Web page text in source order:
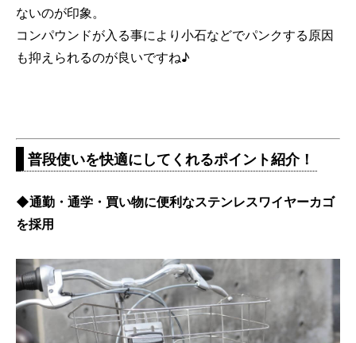
ないのが印象。
コンパウンドが入る事により小石などでパンクする原因
も抑えられるのが良いですね♪
普段使いを快適にしてくれるポイント紹介！
◆通勤・通学・買い物に便利なステンレスワイヤーカゴ
を採用